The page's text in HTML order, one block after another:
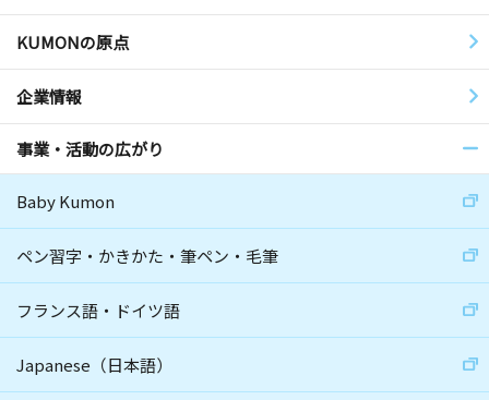
KUMONの原点
企業情報
事業・活動の広がり
Baby Kumon
ペン習字・かきかた・筆ペン・毛筆
フランス語・ドイツ語
Japanese（日本語）